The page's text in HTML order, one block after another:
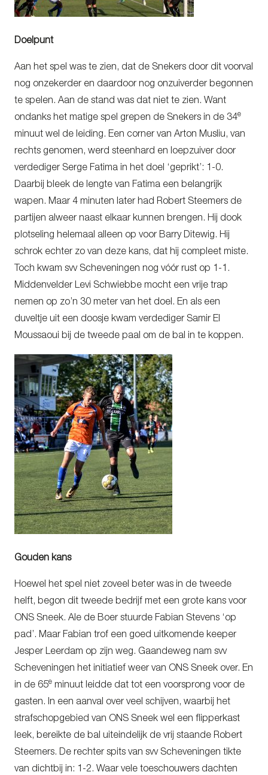
Doelpunt
Aan het spel was te zien, dat de Snekers door dit voorval
nog onzekerder en daardoor nog onzuiverder begonnen
te spelen. Aan de stand was dat niet te zien. Want
ondanks het matige spel grepen de Snekers in de 34e
minuut wel de leiding. Een corner van Arton Musliu, van
rechts genomen, werd steenhard en loepzuiver door
verdediger Serge Fatima in het doel ‘geprikt’: 1-0.
Daarbij bleek de lengte van Fatima een belangrijk
wapen. Maar 4 minuten later had Robert Steemers de
partijen alweer naast elkaar kunnen brengen. Hij dook
plotseling helemaal alleen op voor Barry Ditewig. Hij
schrok echter zo van deze kans, dat hij compleet miste.
Toch kwam svv Scheveningen nog vóór rust op 1-1.
Middenvelder Levi Schwiebbe mocht een vrije trap
nemen op zo’n 30 meter van het doel. En als een
duveltje uit een doosje kwam verdediger Samir El
Moussaoui bij de tweede paal om de bal in te koppen.
Gouden kans
Hoewel het spel niet zoveel beter was in de tweede
helft, begon dit tweede bedrijf met een grote kans voor
ONS Sneek. Ale de Boer stuurde Fabian Stevens ‘op
pad’. Maar Fabian trof een goed uitkomende keeper
Jesper Leerdam op zijn weg. Gaandeweg nam svv
Scheveningen het initiatief weer van ONS Sneek over. En
in de 65e minuut leidde dat tot een voorsprong voor de
gasten. In een aanval over veel schijven, waarbij het
strafschopgebied van ONS Sneek wel een flipperkast
leek, bereikte de bal uiteindelijk de vrij staande Robert
Steemers. De rechter spits van svv Scheveningen tikte
van dichtbij in: 1-2. Waar vele toeschouwers dachten